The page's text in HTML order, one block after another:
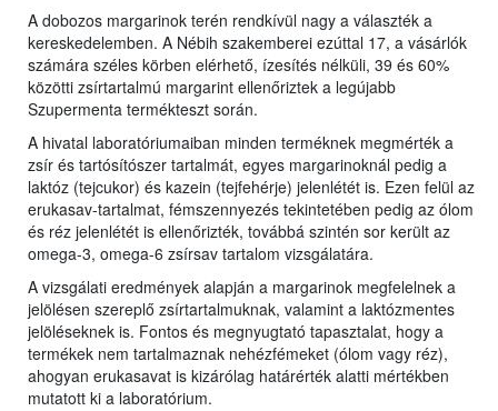
A dobozos margarinok terén rendkívül nagy a választék a
kereskedelemben. A Nébih szakemberei ezúttal 17, a vásárlók
számára széles körben elérhető, ízesítés nélküli, 39 és 60%
közötti zsírtartalmú margarint ellenőriztek a legújabb
Szupermenta termékteszt során.
A hivatal laboratóriumaiban minden terméknek megmérték a
zsír és tartósítószer tartalmát, egyes margarinoknál pedig a
laktóz (tejcukor) és kazein (tejfehérje) jelenlétét is. Ezen felül az
erukasav-tartalmat, fémszennyezés tekintetében pedig az ólom
és réz jelenlétét is ellenőrizték, továbbá szintén sor került az
omega-3, omega-6 zsírsav tartalom vizsgálatára.
A vizsgálati eredmények alapján a margarinok megfelelnek a
jelölésen szereplő zsírtartalmuknak, valamint a laktózmentes
jelöléseknek is. Fontos és megnyugtató tapasztalat, hogy a
termékek nem tartalmaznak nehézfémeket (ólom vagy réz),
ahogyan erukasavat is kizárólag határérték alatti mértékben
mutatott ki a laboratórium.